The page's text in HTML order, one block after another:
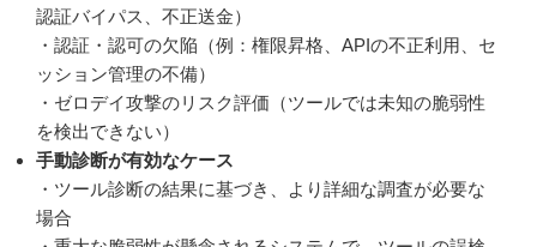
認証バイパス、不正送金）
・認証・認可の欠陥（例：権限昇格、APIの不正利用、セ
ッション管理の不備）
・ゼロデイ攻撃のリスク評価（ツールでは未知の脆弱性
を検出できない）
手動診断が有効なケース
・ツール診断の結果に基づき、より詳細な調査が必要な
場合